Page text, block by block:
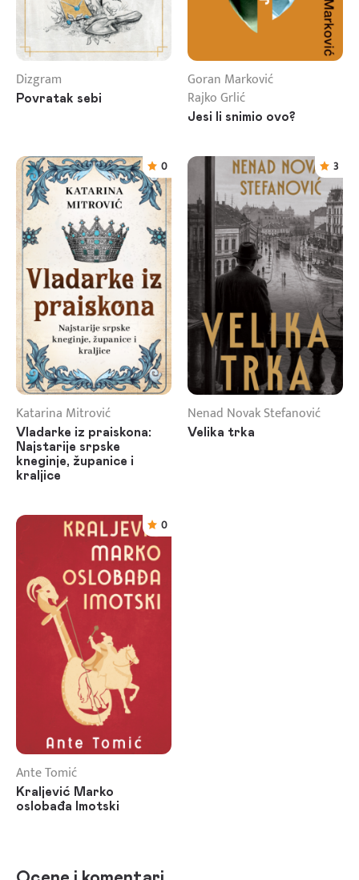
Dizgram
Povratak sebi
Goran Marković
Rajko Grlić
Jesi li snimio ovo?
0
Katarina Mitrović
Vladarke iz praiskona:
Najstarije srpske
kneginje, županice i
kraljice
3
Nenad Novak Stefanović
Velika trka
0
Ante Tomić
Kraljević Marko
oslobađa Imotski